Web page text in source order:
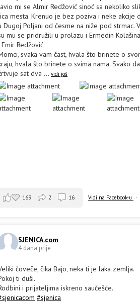
mi se Almir Redžović sinoć sa nekoliko
mesta. Krenuo je bez poziva i neke akcije
Dugoj Poljani od česme na niže pod strmac.
mu se pridružili u prolazu i Ermedin
Redžović.
svaka vam čast, hvala što brinete o
hvala što brinete o svima nama. Svako da
sat dva ... vidi još
Vidi na Facebook-u ·
169 2 16
SJENICA.com
4 dana prije
čoveče, čika Bajo, neka ti je laka zemlja.
ti duši.
i prijateljima iskreno saučešće.
#sjenica